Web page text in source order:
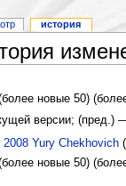
новые 50)
версии;
Yury Chekhovich(
новые 50)
история